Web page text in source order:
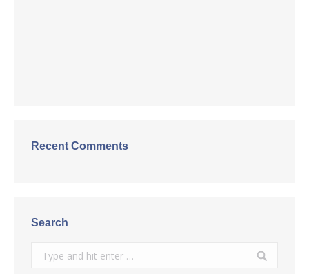
Recent Comments
Search
Search: